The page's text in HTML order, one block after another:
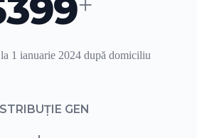
1 ianuarie 2024 după domiciliu
GEN